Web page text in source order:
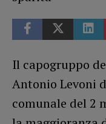
Il capogruppo
Antonio Levoni
comunale del 2